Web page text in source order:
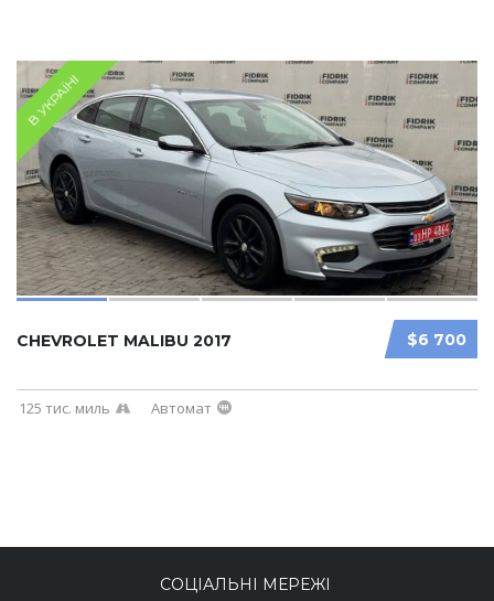
В УКРАЇНІ
$6 700
CHEVROLET MALIBU 2017
125 тис. миль Автомат
СОЦІАЛЬНІ МЕРЕЖІ